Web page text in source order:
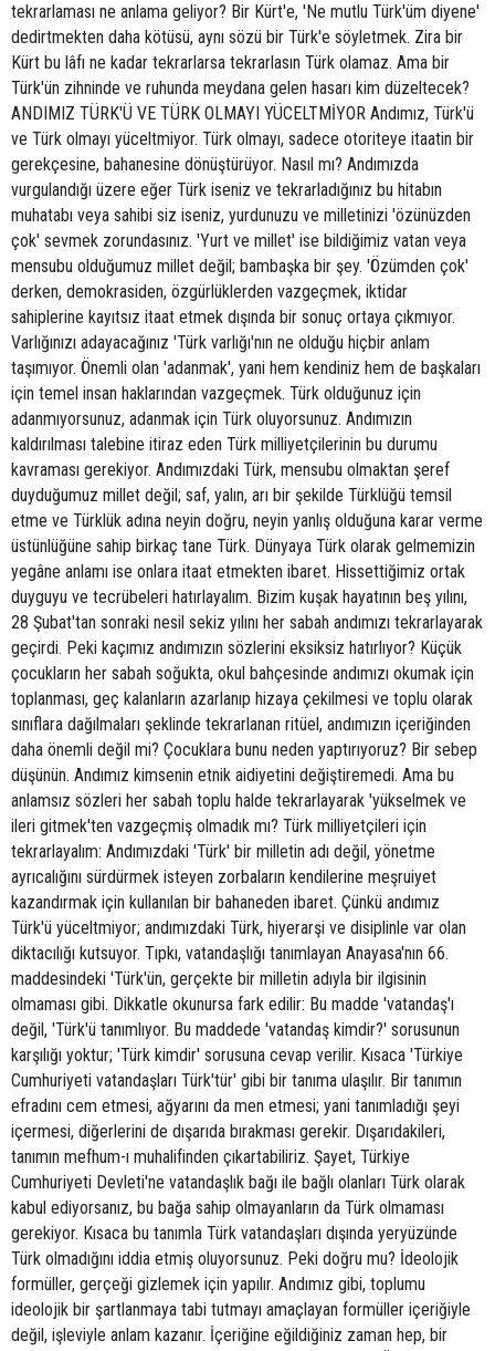
tekrarlaması ne anlama geliyor? Bir Kürt'e, 'Ne mutlu Türk'üm diyene'
dedirtmekten daha kötüsü, aynı sözü bir Türk'e söyletmek. Zira bir
Kürt bu lâfı ne kadar tekrarlarsa tekrarlasın Türk olamaz. Ama bir
Türk'ün zihninde ve ruhunda meydana gelen hasarı kim düzeltecek?
ANDIMIZ TÜRK'Ü VE TÜRK OLMAYI YÜCELTMİYOR Andımız, Türk'ü
ve Türk olmayı yüceltmiyor. Türk olmayı, sadece otoriteye itaatin bir
gerekçesine, bahanesine dönüştürüyor. Nasıl mı? Andımızda
vurgulandığı üzere eğer Türk iseniz ve tekrarladığınız bu hitabın
muhatabı veya sahibi siz iseniz, yurdunuzu ve milletinizi 'özünüzden
çok' sevmek zorundasınız. 'Yurt ve millet' ise bildiğimiz vatan veya
mensubu olduğumuz millet değil; bambaşka bir şey. 'Özümden çok'
derken, demokrasiden, özgürlüklerden vazgeçmek, iktidar
sahiplerine kayıtsız itaat etmek dışında bir sonuç ortaya çıkmıyor.
Varlığınızı adayacağınız 'Türk varlığı'nın ne olduğu hiçbir anlam
taşımıyor. Önemli olan 'adanmak', yani hem kendiniz hem de başkaları
için temel insan haklarından vazgeçmek. Türk olduğunuz için
adanmıyorsunuz, adanmak için Türk oluyorsunuz. Andımızın
kaldırılması talebine itiraz eden Türk milliyetçilerinin bu durumu
kavraması gerekiyor. Andımızdaki Türk, mensubu olmaktan şeref
duyduğumuz millet değil; saf, yalın, arı bir şekilde Türklüğü temsil
etme ve Türklük adına neyin doğru, neyin yanlış olduğuna karar verme
üstünlüğüne sahip birkaç tane Türk. Dünyaya Türk olarak gelmemizin
yegâne anlamı ise onlara itaat etmekten ibaret. Hissettiğimiz ortak
duyguyu ve tecrübeleri hatırlayalım. Bizim kuşak hayatının beş yılını,
28 Şubat'tan sonraki nesil sekiz yılını her sabah andımızı tekrarlayarak
geçirdi. Peki kaçımız andımızın sözlerini eksiksiz hatırlıyor? Küçük
çocukların her sabah soğukta, okul bahçesinde andımızı okumak için
toplanması, geç kalanların azarlanıp hizaya çekilmesi ve toplu olarak
sınıflara dağılmaları şeklinde tekrarlanan ritüel, andımızın içeriğinden
daha önemli değil mi? Çocuklara bunu neden yaptırıyoruz? Bir sebep
düşünün. Andımız kimsenin etnik aidiyetini değiştiremedi. Ama bu
anlamsız sözleri her sabah toplu halde tekrarlayarak 'yükselmek ve
ileri gitmek'ten vazgeçmiş olmadık mı? Türk milliyetçileri için
tekrarlayalım: Andımızdaki 'Türk' bir milletin adı değil, yönetme
ayrıcalığını sürdürmek isteyen zorbaların kendilerine meşruiyet
kazandırmak için kullanılan bir bahaneden ibaret. Çünkü andımız
Türk'ü yüceltmiyor; andımızdaki Türk, hiyerarşi ve disiplinle var olan
diktacılığı kutsuyor. Tıpkı, vatandaşlığı tanımlayan Anayasa'nın 66.
maddesindeki 'Türk'ün, gerçekte bir milletin adıyla bir ilgisinin
olmaması gibi. Dikkatle okunursa fark edilir: Bu madde 'vatandaş'ı
değil, 'Türk'ü tanımlıyor. Bu maddede 'vatandaş kimdir?' sorusunun
karşılığı yoktur; 'Türk kimdir' sorusuna cevap verilir. Kısaca 'Türkiye
Cumhuriyeti vatandaşları Türk'tür' gibi bir tanıma ulaşılır. Bir tanımın
efradını cem etmesi, ağyarını da men etmesi; yani tanımladığı şeyi
içermesi, diğerlerini de dışarıda bırakması gerekir. Dışarıdakileri,
tanımın mefhum-ı muhalifinden çıkartabiliriz. Şayet, Türkiye
Cumhuriyeti Devleti'ne vatandaşlık bağı ile bağlı olanları Türk olarak
kabul ediyorsanız, bu bağa sahip olmayanların da Türk olmaması
gerekiyor. Kısaca bu tanımla Türk vatandaşları dışında yeryüzünde
Türk olmadığını iddia etmiş oluyorsunuz. Peki doğru mu? İdeolojik
formüller, gerçeği gizlemek için yapılır. Andımız gibi, toplumu
ideolojik bir şartlanmaya tabi tutmayı amaçlayan formüller içeriğiyle
değil, işleviyle anlam kazanır. İçeriğine eğildiğiniz zaman hep, bir